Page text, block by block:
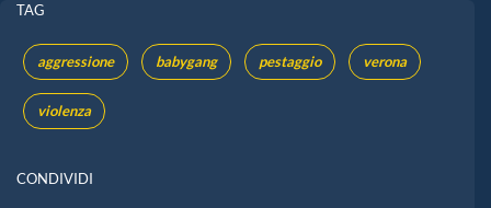
TAG
aggressione babygang pestaggio verona
violenza
CONDIVIDI